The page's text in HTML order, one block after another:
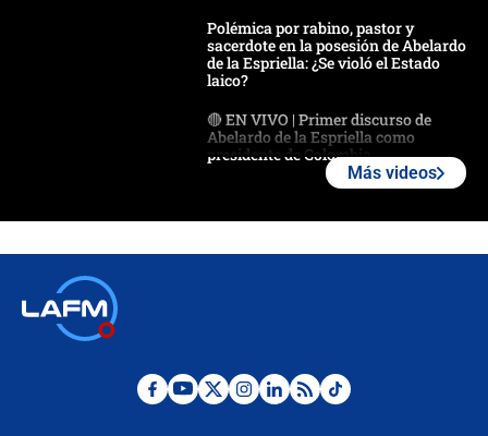
Polémica por rabino, pastor y
sacerdote en la posesión de Abelardo
de la Espriella: ¿Se violó el Estado
laico?
🔴 EN VIVO | Primer discurso de
Abelardo de la Espriella como
presidente de Colombia
Desde dermatitis hasta infecciones:
Más videos